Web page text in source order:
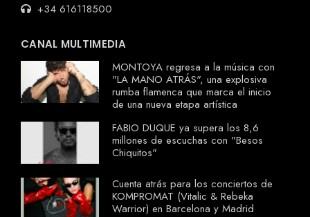
+34 616118500
CANAL MULTIMEDIA
MONTOYA regresa a la música con
"LA MANO ATRÁS", una explosiva
rumba flamenca que marca el inicio
de una nueva etapa artística
FABIO DUQUE ya supera los 8,6
millones de escuchas con "Besos
Chiquitos"
Cuenta atrás para los conciertos de
KOMPROMAT (Vitalic & Rebeka
Warrior) en Barcelona y Madrid